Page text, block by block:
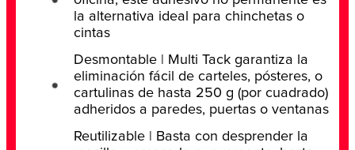
la alternativa ideal para chinchetas o
cintas
Desmontable | Multi Tack garantiza la
eliminación fácil de carteles, pósteres, o
cartulinas de hasta 250 g (por cuadrado)
adheridos a paredes, puertas o ventanas
Reutilizable | Basta con desprender la